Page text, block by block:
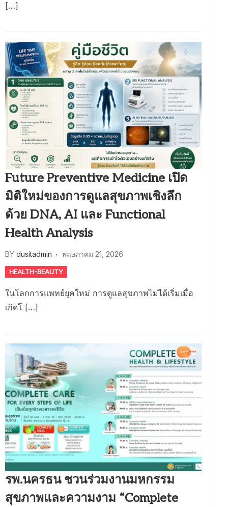
[…]
Future Preventive Medicine เปิด
มิติใหม่ของการดูแลสุขภาพเชิงลึก
ด้วย DNA, AI และ Functional
Health Analysis
BY dusitadmin พฤษภาคม 21, 2026
HEALTH-BEAUTY
ในโลกการแพทย์ยุคใหม่ การดูแลสุขภาพไม่ได้เริ่มเมื่อ
เกิดโ […]
รพ.นครธน ชวนร่วมงานมหกรรม
สุขภาพและความงาม “Complete